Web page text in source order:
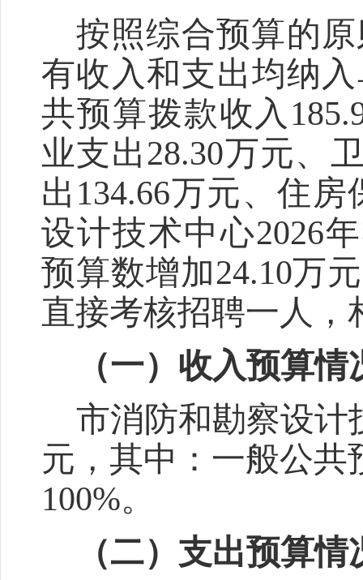
按照综合预算的
有收入和支出均纳入
共预算拨款收入
业支出28.30万元、
出 134.66万元、住房
设计技术中心2026
预算数增加24.10万
直接考核招聘一人，
（一）收入预算情
市消防和勘察设计
元，其中：一般公共
100%。
（二）支出预算情